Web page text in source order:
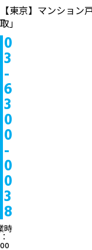
【東京】マンショ
取」
0
3
-
6
3
0
0
-
0
0
3
8
時